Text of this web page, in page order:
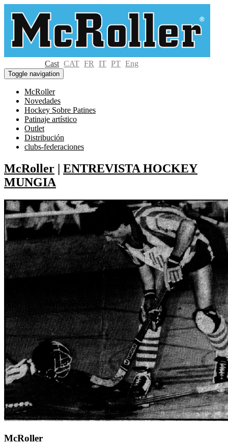
Cast CAT FR IT PT Eng
Toggle navigation
McRoller
Novedades
Hockey Sobre Patines
Patinaje artístico
Outlet
Distribución
clubs-federaciones
McRoller | ENTREVISTA HOCKEY
MUNGIA
McRoller